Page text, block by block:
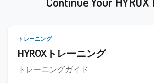
トレーニング
HYROXトレーニング
トレーニングガイド